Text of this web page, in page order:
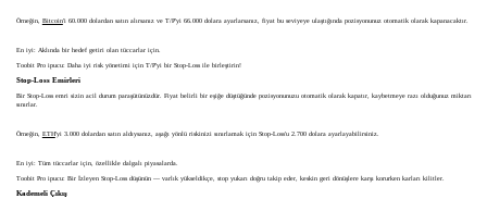
Örneğin, Bitcoin'i 60.000 dolardan satın alırsanız ve T/P'yi 66.000 dolara ayarlarsanız, fiyat bu seviyeye ulaştığında pozisyonunuz otomatik olarak kapanacaktır.
En iyi: Aklında bir hedef getiri olan tüccarlar için.
Toobit Pro ipucu: Daha iyi risk yönetimi için T/P'yi bir Stop-Loss ile birleştirin!
Stop-Loss Emirleri
Bir Stop-Loss emri sizin acil durum paraşütünüzdür. Fiyat belirli bir eşiğe düştüğünde pozisyonunuzu otomatik olarak kapatır, kaybetmeye razı olduğunuz miktarı
sınırlar.
Örneğin, ETH'yi 3.000 dolardan satın aldıysanız, aşağı yönlü riskinizi sınırlamak için Stop-Loss'u 2.700 dolara ayarlayabilirsiniz.
En iyi: Tüm tüccarlar için, özellikle dalgalı piyasalarda.
Toobit Pro ipucu: Bir İzleyen Stop-Loss düşünün — varlık yükseldikçe, stop yukarı doğru takip eder, keskin geri dönüşlere karşı korurken karları kilitler.
Kademeli Çıkış